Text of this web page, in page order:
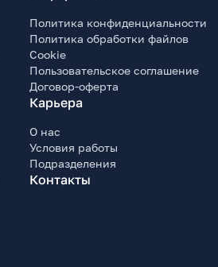
Политика конфиденциальности
Политика обработки файлов
Cookie
Пользовательское соглашение
Договор-оферта
Карьера
О нас
Условия работы
Подразделения
Контакты